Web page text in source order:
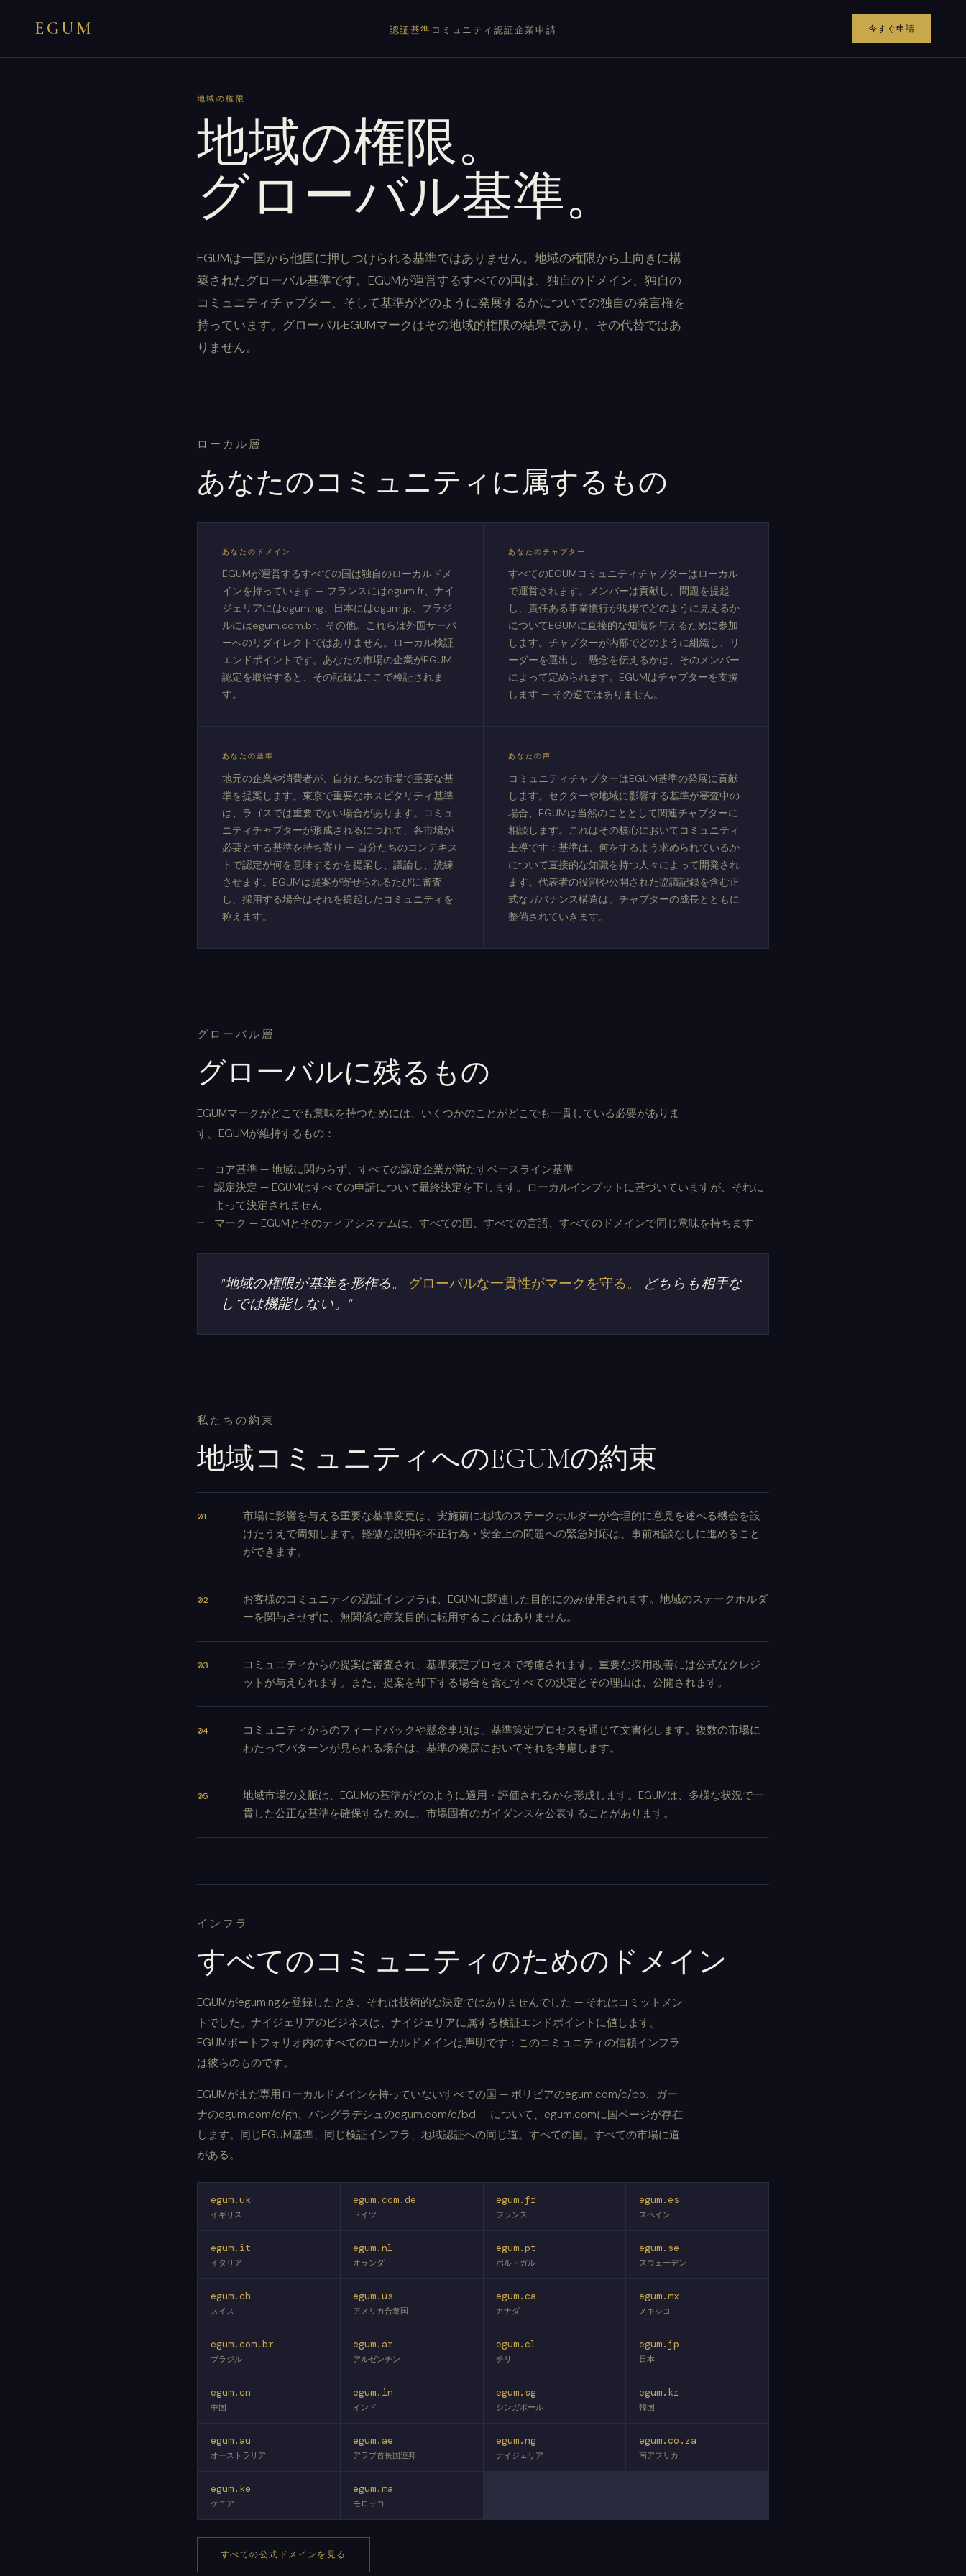
EGUM 認証基準 コミュニティ 認証企業申請 今すぐ申請
地域の権限
地域の権限。
グローバル基準。
EGUMは一国から他国に押しつけられる基準ではありません。地域の権限から上向きに構
築されたグローバル基準です。EGUMが運営するすべての国は、独自のドメイン、独自の
コミュニティチャプター、そして基準がどのように発展するかについての独自の発言権を
持っています。グローバルEGUMマークはその地域的権限の結果であり、その代替ではあ
りません。
ローカル層
あなたのコミュニティに属するもの
あなたのドメイン
EGUMが運営するすべての国は独自のローカルドメ
インを持っています — フランスにはegum.fr、ナイ
ジェリアにはegum.ng、日本にはegum.jp、ブラジ
ルにはegum.com.br、その他。これらは外国サーバ
ーへのリダイレクトではありません。ローカル検証
エンドポイントです。あなたの市場の企業がEGUM
認定を取得すると、その記録はここで検証されま
す。
あなたのチャプター
すべてのEGUMコミュニティチャプターはローカル
で運営されます。メンバーは貢献し、問題を提起
し、責任ある事業慣行が現場でどのように見えるか
についてEGUMに直接的な知識を与えるために参加
します。チャプターが内部でどのように組織し、リ
ーダーを選出し、懸念を伝えるかは、そのメンバー
によって定められます。EGUMはチャプターを支援
します — その逆ではありません。
あなたの基準
地元の企業や消費者が、自分たちの市場で重要な基
準を提案します。東京で重要なホスピタリティ基準
は、ラゴスでは重要でない場合があります。コミュ
ニティチャプターが形成されるにつれて、各市場が
必要とする基準を持ち寄り — 自分たちのコンテキス
トで認定が何を意味するかを提案し、議論し、洗練
させます。EGUMは提案が寄せられるたびに審査
し、採用する場合はそれを提起したコミュニティを
称えます。
あなたの声
コミュニティチャプターはEGUM基準の発展に貢献
します。セクターや地域に影響する基準が審査中の
場合、EGUMは当然のこととして関連チャプターに
相談します。これはその核心においてコミュニティ
主導です：基準は、何をするよう求められているか
について直接的な知識を持つ人々によって開発され
ます。代表者の役割や公開された協議記録を含む正
式なガバナンス構造は、チャプターの成長とともに
整備されていきます。
グローバル層
グローバルに残るもの
EGUMマークがどこでも意味を持つためには、いくつかのことがどこでも一貫している必要がありま
す。EGUMが維持するもの：
コア基準 — 地域に関わらず、すべての認定企業が満たすベースライン基準
認定決定 — EGUMはすべての申請について最終決定を下します。ローカルインプットに基づいていますが、それに
よって決定されません
マーク — EGUMとそのティアシステムは、すべての国、すべての言語、すべてのドメインで同じ意味を持ちます
"地域の権限が基準を形作る。 グローバルな一貫性がマークを守る。
どちらも相手な
しでは機能しない。"
私たちの約束
地域コミュニティへのEGUMの約束
市場に影響を与える重要な基準変更は、実施前に地域のステークホルダーが合理的に意見を述べる機会を設
けたうえで周知します。軽微な説明や不正行為・安全上の問題への緊急対応は、事前相談なしに進めること
ができます。
お客様のコミュニティの認証インフラは、EGUMに関連した目的にのみ使用されます。地域のステークホルダ
ーを関与させずに、無関係な商業目的に転用することはありません。
コミュニティからの提案は審査され、基準策定プロセスで考慮されます。重要な採用改善には公式なクレジ
ットが与えられます。また、提案を却下する場合を含むすべての決定とその理由は、公開されます。
コミュニティからのフィードバックや懸念事項は、基準策定プロセスを通じて文書化します。複数の市場に
わたってパターンが見られる場合は、基準の発展においてそれを考慮します。
地域市場の文脈は、EGUMの基準がどのように適用・評価されるかを形成します。EGUMは、多様な状況で一
貫した公正な基準を確保するために、市場固有のガイダンスを公表することがあります。
インフラ
すべてのコミュニティのためのドメイン
EGUMがegum.ngを登録したとき、それは技術的な決定ではありませんでした — それはコミットメン
トでした。ナイジェリアのビジネスは、ナイジェリアに属する検証エンドポイントに値します。
EGUMポートフォリオ内のすべてのローカルドメインは声明です：このコミュニティの信頼インフラ
は彼らのものです。
EGUMがまだ専用ローカルドメインを持っていないすべての国 — ボリビアのegum.com/c/bo、ガー
ナのegum.com/c/gh、バングラデシュのegum.com/c/bd — について、egum.comに国ページが存在
します。同じEGUM基準、同じ検証インフラ、地域認証への同じ道。すべての国。すべての市場に道
がある。
egum.uk
イギリス
egum.com.de
ドイツ
egum.fr
フランス
egum.es
スペイン
egum.it
イタリア
egum.nl
オランダ
egum.pt
ポルトガル
egum.se
スウェーデン
egum.ch
スイス
egum.us
アメリカ合衆国
egum.ca
カナダ
egum.mx
メキシコ
egum.com.br
ブラジル
egum.ar
アルゼンチン
egum.cl
チリ
egum.jp
日本
egum.cn
中国
egum.in
インド
egum.sg
シンガポール
egum.kr
韓国
egum.au
オーストラリア
egum.ae
アラブ首長国連邦
egum.ng
ナイジェリア
egum.co.za
南アフリカ
egum.ke
ケニア
egum.ma
モロッコ
すべての公式ドメインを見る